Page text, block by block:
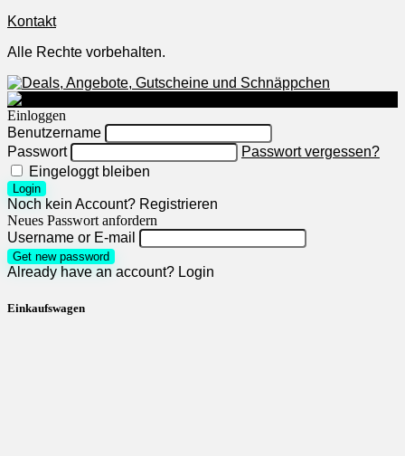
Kontakt
Alle Rechte vorbehalten.
Einloggen
Benutzername
Passwort
Passwort vergessen?
Eingeloggt bleiben
Login
Noch kein Account? Registrieren
Neues Passwort anfordern
Username or E-mail
Get new password
Already have an account? Login
Einkaufswagen